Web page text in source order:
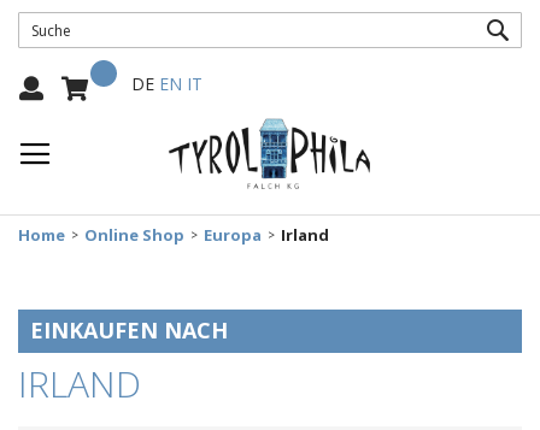
Mein Warenkorb
Select
DE EN IT
Home Online Shop Europa Irland
IRLAND
EINKAUFEN NACH